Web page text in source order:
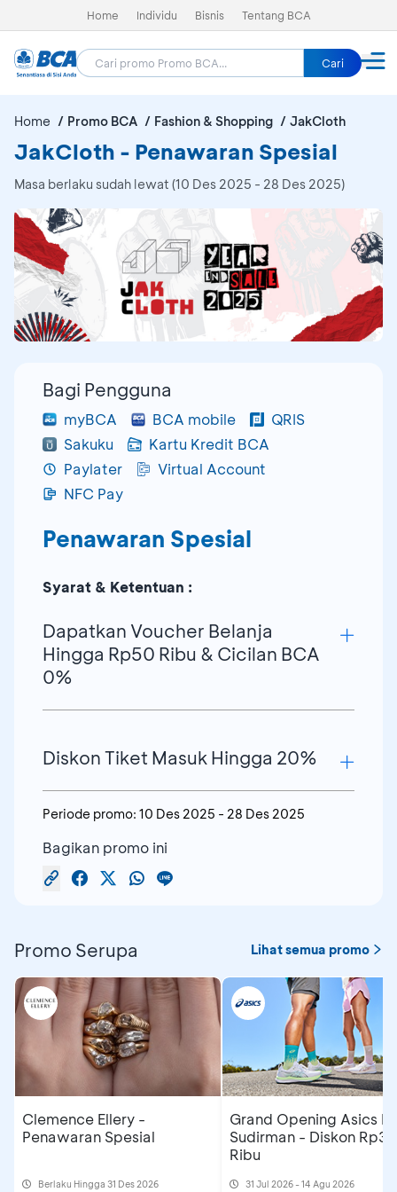
Home Individu Bisnis Tentang BCA
Cari
Home Promo BCA Fashion & Shopping JakCloth
JakCloth - Penawaran Spesial
Masa berlaku sudah lewat (10 Des 2025 - 28 Des 2025)
Bagi Pengguna
myBCA BCA mobile
QRIS
Sakuku
Kartu Kredit BCA
Paylater
Virtual Account
NFC Pay
Penawaran Spesial
Syarat & Ketentuan :
Dapatkan Voucher Belanja
Hingga Rp50 Ribu & Cicilan BCA
0%
Nominal Voucher Rp50 Ribu Rp25 Ribu
Minimum
Transaksi
Rp500
Pembayaran
(termasuk
NFC Pay
Paylater
myBCA/
mobile/
& Kartu
BCA
Transaksi/Hari 300 100
Berlaku di seluruh tenant JakCloth
Diskon Tiket Masuk Hingga 20%
Jenis Tiket Harga Normal
Pass
(Tiket
Masuk
Regular)
Rp75.000
15%
(Tiket
Regular)
Rp375.000
Diskon
20%
Periode promo: 10 Des 2025 - 28 Des 2025
Bagikan promo ini
Promo Serupa Lihat semua promo
Clemence Ellery -
Penawaran Spesial
Berlaku Hingga 31 Des 2026
Grand Opening Asics
Sudirman - Diskon
Ribu
31 Jul 2026 - 14 Agu 2026